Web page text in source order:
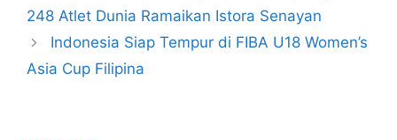
248 Atlet Dunia Ramaikan Istora Senayan
Indonesia Siap Tempur di FIBA U18 Women’s
Asia Cup Filipina